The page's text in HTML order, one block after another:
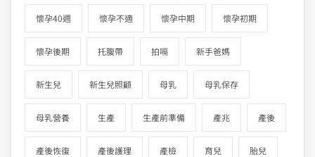
懷孕40週 懷孕不適 懷孕中期 懷孕初期
懷孕後期 托腹帶 拍嗝 新手爸媽
新生兒 新生兒照顧 母乳 母乳保存
母乳營養 生產 生產前準備 產兆 產後
產後恢復 產後護理 產檢 育兒 胎兒